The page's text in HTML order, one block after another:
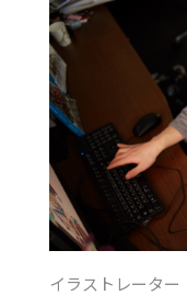
イラストレーター